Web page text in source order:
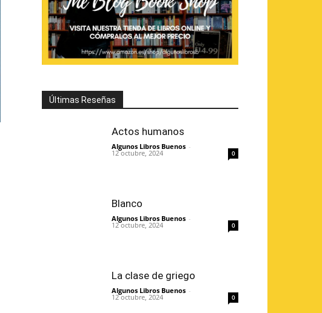
Últimas Reseñas
Actos humanos
Algunos Libros Buenos -
12 octubre, 2024 0
Blanco
Algunos Libros Buenos -
12 octubre, 2024 0
La clase de griego
Algunos Libros Buenos -
12 octubre, 2024 0